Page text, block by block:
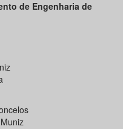
de Engenharia de